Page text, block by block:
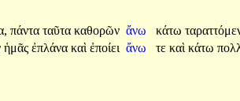
πάντα ταῦτα καθορῶν ἄνω κάτω
ἡμᾶς ἐπλάνα καὶ ἐποίει ἄνω τε καὶ κάτω